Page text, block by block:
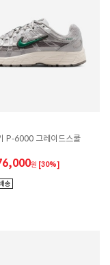
P-6000 그레이드스쿨
원 [30%]